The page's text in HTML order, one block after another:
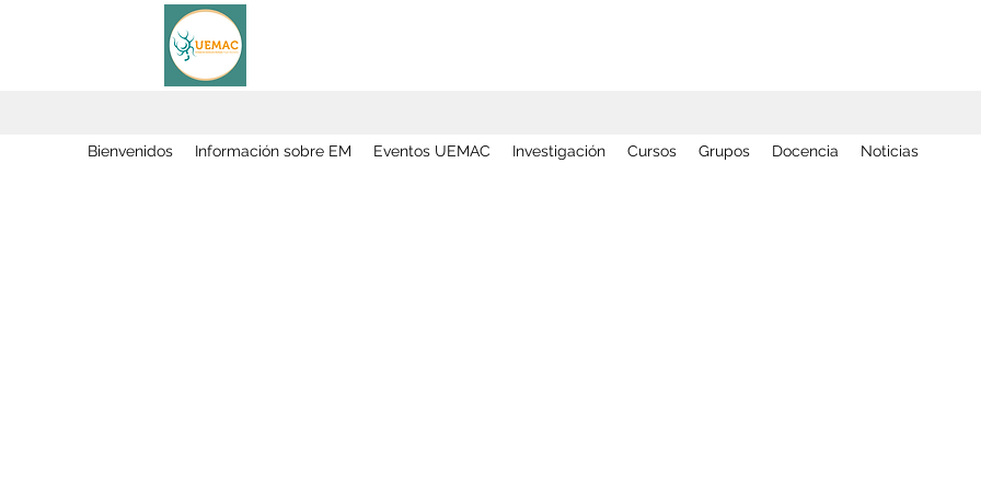
Bienvenidos Información sobre EM Eventos UEMAC Investigación Cursos Grupos Docencia Noticias